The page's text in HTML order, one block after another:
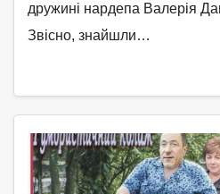
дружині нардепа Валерія
Звісно, знайшли…